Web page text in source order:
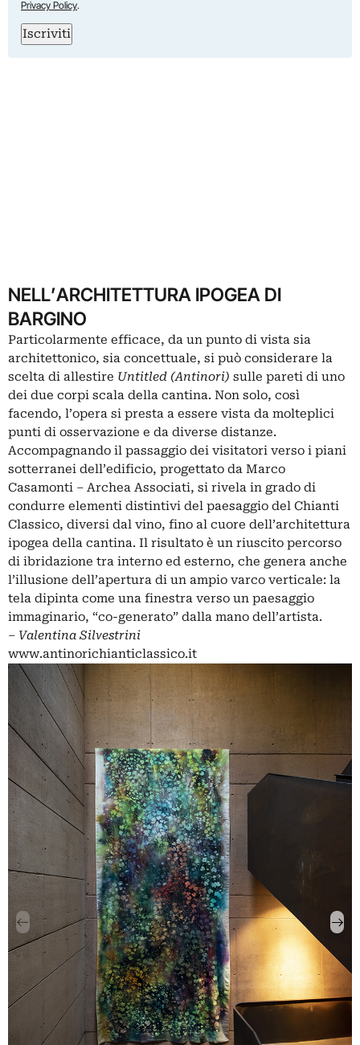
Privacy Policy.
Iscriviti
NELL’ARCHITETTURA IPOGEA DI
BARGINO
Particolarmente efficace, da un punto di vista sia
architettonico, sia concettuale, si può considerare la
scelta di allestire Untitled (Antinori) sulle pareti di uno
dei due corpi scala della cantina. Non solo, così
facendo, l’opera si presta a essere vista da molteplici
punti di osservazione e da diverse distanze.
Accompagnando il passaggio dei visitatori verso i piani
sotterranei dell’edificio, progettato da Marco
Casamonti – Archea Associati, si rivela in grado di
condurre elementi distintivi del paesaggio del Chianti
Classico, diversi dal vino, fino al cuore dell’architettura
ipogea della cantina. Il risultato è un riuscito percorso
di ibridazione tra interno ed esterno, che genera anche
l’illusione dell’apertura di un ampio varco verticale: la
tela dipinta come una finestra verso un paesaggio
immaginario, “co-generato” dalla mano dell’artista.
– Valentina Silvestrini
www.antinorichianticlassico.it